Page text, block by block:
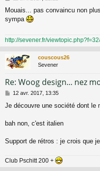
s
s
e
Mouais... pas convaincu non
sympa
http://sevener.fr/
couscous26
Sevener
Re: Woog design... nez
M
s
a
12 avr. 2017, 13:35
Je découvre une société dont le
bah non, c'est italien
Support de rétros : je crois que
Club Pschitt 200 +